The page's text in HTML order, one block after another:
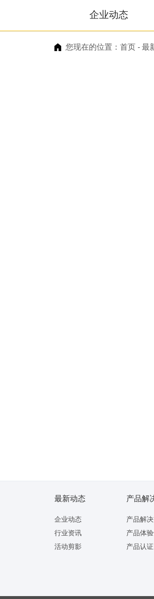
企业动态
您现在的位置：首页 -最
最新动态
企业动态
行业资讯
活动剪影
产品解
产品解
产品体
产品认证